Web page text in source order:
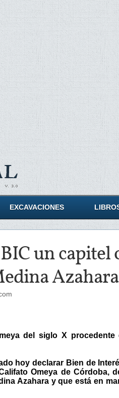
EXCAVACIONES
un capitel
Azahara
del siglo X procedente
hoy declarar Bien de
Omeya de Córdoba,
Azahara y que está en